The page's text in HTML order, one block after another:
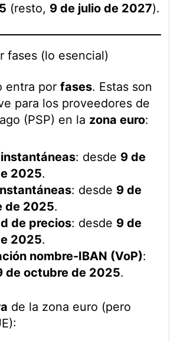
(resto, 9 de julio de 2027).
fases (lo esencial)
entra por fases. Estas son
para los proveedores de
(PSP) en la zona euro:
: desde 9 de
2025.
: desde 9 de
de 2025.
de precios: desde 9 de
2025.
nombre-IBAN (VoP):
de octubre de 2025.
de la zona euro (pero